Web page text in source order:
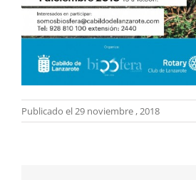
Publicado el 29 noviembre , 2018